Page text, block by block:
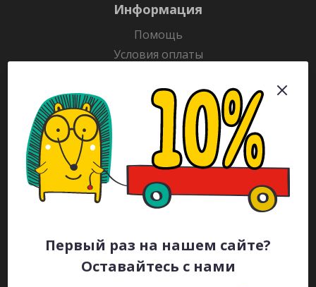
Первый раз на нашем сайте?
Оставайтесь с нами
Информация
Помощь
Условия оплаты
Гарантия на товар
Раскраски
Рекламодателям
Каталог
Будьте всегда в курсе!